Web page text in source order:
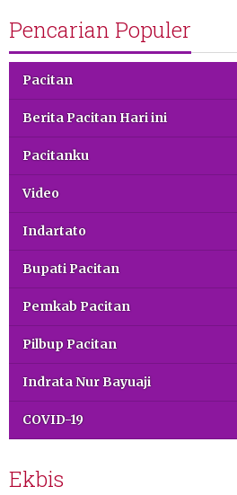
Pencarian Populer
Pacitan
Berita Pacitan Hari ini
Pacitanku
Video
Indartato
Bupati Pacitan
Pemkab Pacitan
Pilbup Pacitan
Indrata Nur Bayuaji
COVID-19
Ekbis